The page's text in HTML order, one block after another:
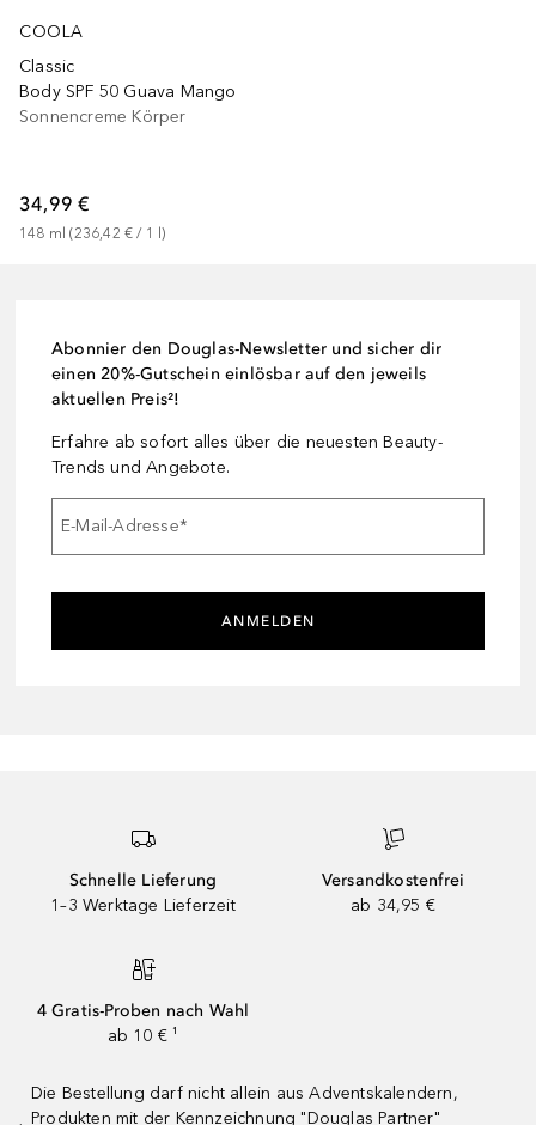
COOLA
Classic
Body SPF 50 Guava Mango
Sonnencreme Körper
34,99 €
148 ml (236,42 € / 1 l)
Abonnier den Douglas-Newsletter und sicher dir
einen 20%-Gutschein einlösbar auf den jeweils
aktuellen Preis²!
Erfahre ab sofort alles über die neuesten Beauty-
Trends und Angebote.
E-Mail-Adresse*
ANMELDEN
Schnelle Lieferung
1–3 Werktage Lieferzeit
Versandkostenfrei
ab 34,95 €
4 Gratis-Proben nach Wahl
ab 10 € ¹
Die Bestellung darf nicht allein aus Adventskalendern,
Produkten mit der Kennzeichnung "Douglas Partner"